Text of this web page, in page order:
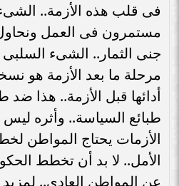
فى قلب هذه الأزمة.. الشىء
مستمرون فى العمل
جنى الثمار.. الشىء
مرحلة ما بعد الأزمة هو
أدائها قبل الأزمة.. هذا ضد
طبائع السياسة.. وأثره ليس
الأزمات يحتاج المواطن
الأمل.. لا بد أن تخطط
عن المواطن العادى..